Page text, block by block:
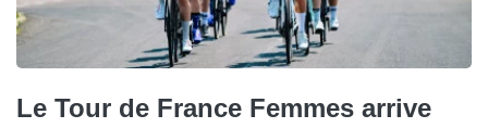
Le Tour de France Femmes arrive